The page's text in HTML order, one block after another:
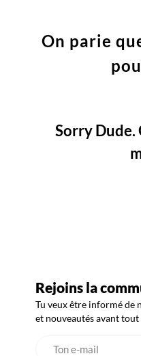
On parie
Sorry Dude.
Rejoins la
Tu veux être informé de
et nouveautés avant tout